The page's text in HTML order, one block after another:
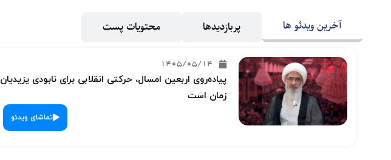
آخرین ویدئو ها پربازدیدها محتویات پست
1405/05/14
پیاده‌روی اربعین امسال، حرکتی انقلابی برای نابودی یزیدیان
زمان است
تماشای ویدئو